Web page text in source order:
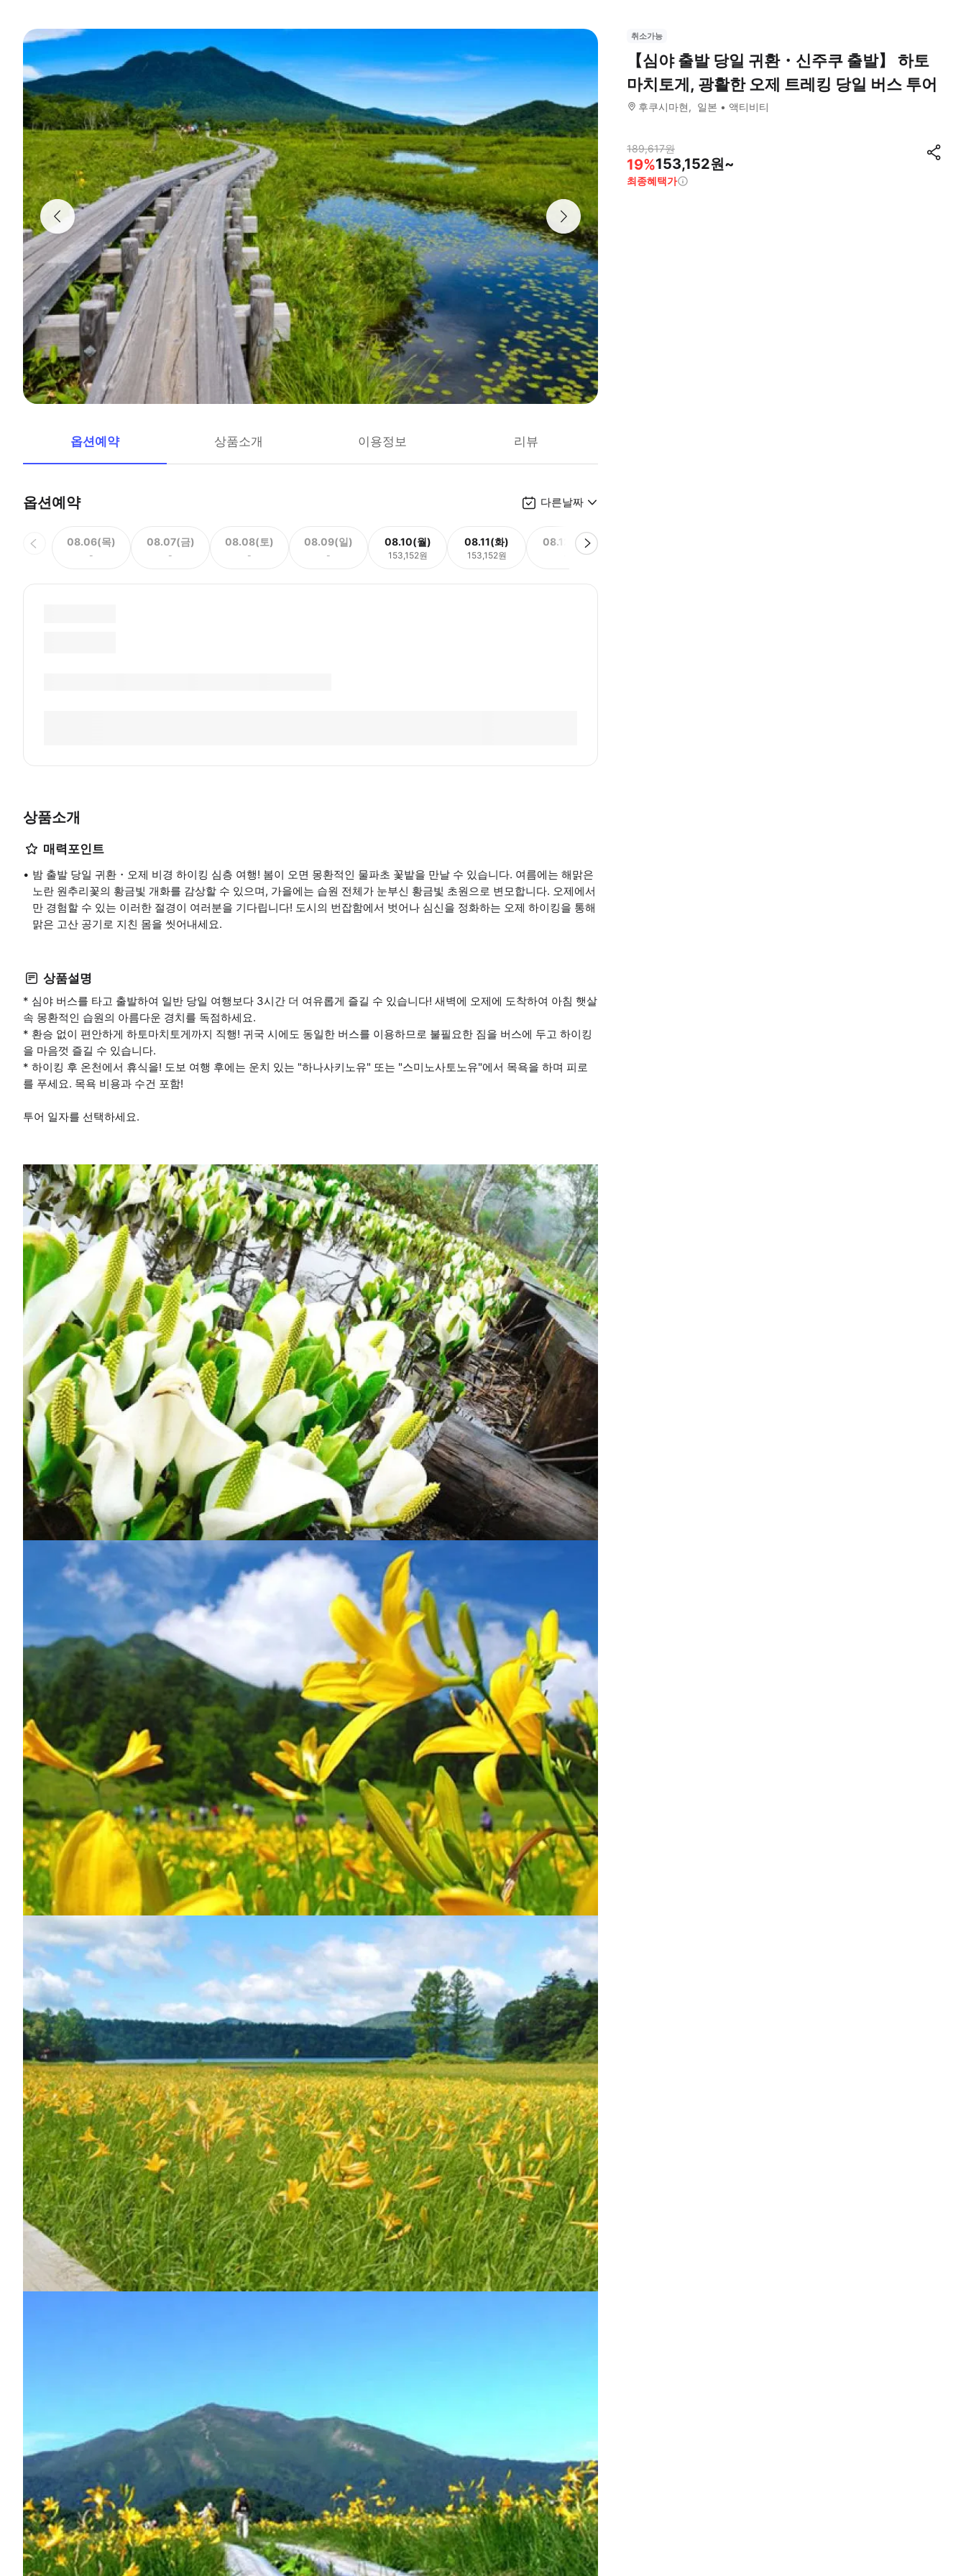
옵션예약 상품소개 이용정보 리뷰
옵션예약 다른날짜
08.06(목)
-
08.07(금)
-
08.08(토)
-
08.09(일)
-
08.10(월)
153,152원
08.11(화)
153,152원
08.12(수)
상품소개
매력포인트
밤 출발 당일 귀환・오제 비경 하이킹 심층 여행! 봄이 오면 몽환적인 물파초 꽃밭을 만날 수 있습니다. 여름에는 해맑은
노란 원추리꽃의 황금빛 개화를 감상할 수 있으며, 가을에는 습원 전체가 눈부신 황금빛 초원으로 변모합니다. 오제에서
만 경험할 수 있는 이러한 절경이 여러분을 기다립니다! 도시의 번잡함에서 벗어나 심신을 정화하는 오제 하이킹을 통해
맑은 고산 공기로 지친 몸을 씻어내세요.
상품설명
* 심야 버스를 타고 출발하여 일반 당일 여행보다 3시간 더 여유롭게 즐길 수 있습니다! 새벽에 오제에 도착하여 아침 햇살
속 몽환적인 습원의 아름다운 경치를 독점하세요.
* 환승 없이 편안하게 하토마치토게까지 직행! 귀국 시에도 동일한 버스를 이용하므로 불필요한 짐을 버스에 두고 하이킹
을 마음껏 즐길 수 있습니다.
* 하이킹 후 온천에서 휴식을! 도보 여행 후에는 운치 있는 "하나사키노유" 또는 "스미노사토노유"에서 목욕을 하며 피로
를 푸세요. 목욕 비용과 수건 포함!
투어 일자를 선택하세요.
취소가능
【심야 출발 당일 귀환・신주쿠 출발】 하토
마치토게, 광활한 오제 트레킹 당일 버스 투어
후쿠시마현 일본 액티비티
189,617원
19%153,152원~
최종혜택가